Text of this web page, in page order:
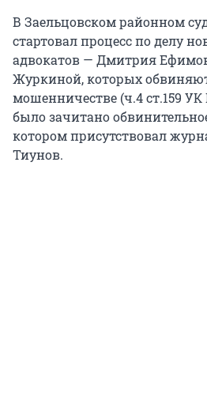
В Заельцовском районном
стартовал процесс по делу
адвокатов — Дмитрия
Журкиной, которых
мошенничестве (ч.4 ст.159 УК
было зачитано
котором присутствовал
Тиунов.